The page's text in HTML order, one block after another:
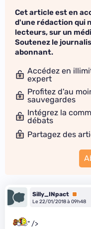
Cet article est en
d'une rédaction qui
lecteurs, sur un
Soutenez le
abonnant.
Accédez en
expert
Profitez d'au
sauvegardes
Intégrez la
débats
Partagez des
Silly_INpact Premium
Le 22/01/2018 à 09h48
" />